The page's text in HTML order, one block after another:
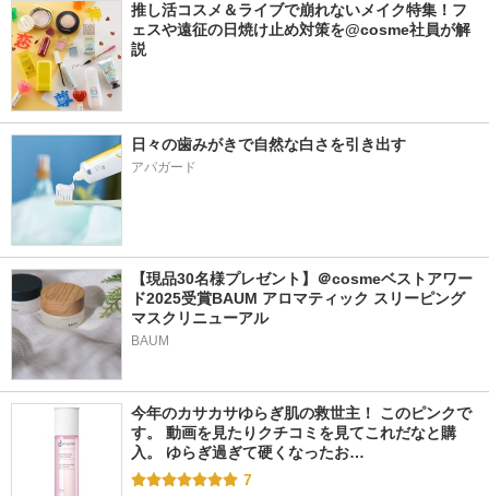
推し活コスメ＆ライブで崩れないメイク特集！フ
ェスや遠征の日焼け止め対策を@cosme社員が解
説
日々の歯みがきで自然な白さを引き出す
アパガード
【現品30名様プレゼント】＠cosmeベストアワー
ド2025受賞BAUM アロマティック スリーピング
マスクリニューアル
BAUM
今年のカサカサゆらぎ肌の救世主！ このピンクで
す。 動画を見たりクチコミを見てこれだなと購
入。 ゆらぎ過ぎて硬くなったお…
7